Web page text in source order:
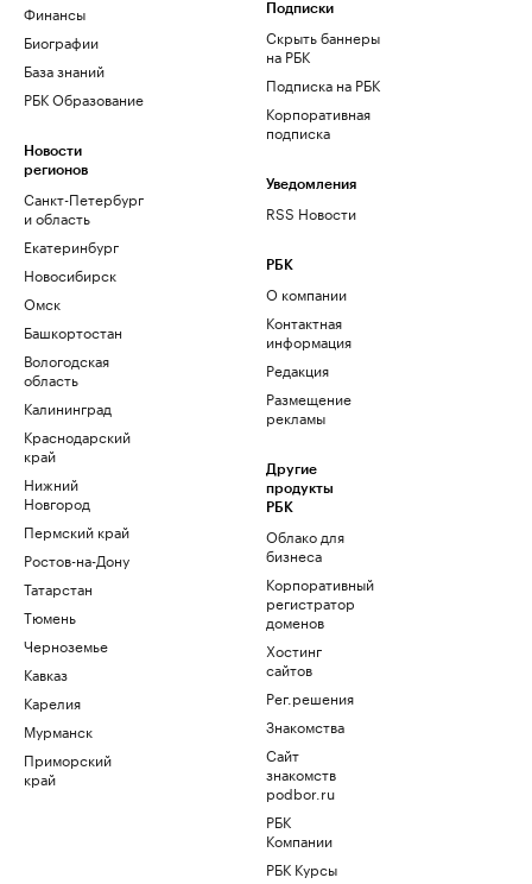
Финансы
Биографии
База знаний
РБК Образование
Новости
регионов
Санкт-Петербург
и область
Екатеринбург
Новосибирск
Омск
Башкортостан
Вологодская
область
Калининград
Краснодарский
край
Нижний
Новгород
Пермский край
Ростов-на-Дону
Татарстан
Тюмень
Черноземье
Кавказ
Карелия
Мурманск
Приморский
край
Подписки
Скрыть баннеры
на РБК
Подписка на РБК
Корпоративная
подписка
Уведомления
RSS Новости
РБК
О компании
Контактная
информация
Редакция
Размещение
рекламы
Другие
продукты
РБК
Облако для
бизнеса
Корпоративный
регистратор
доменов
Хостинг
сайтов
Рег.решения
Знакомства
Сайт
знакомств
podbor.ru
РБК
Компании
РБК Курсы